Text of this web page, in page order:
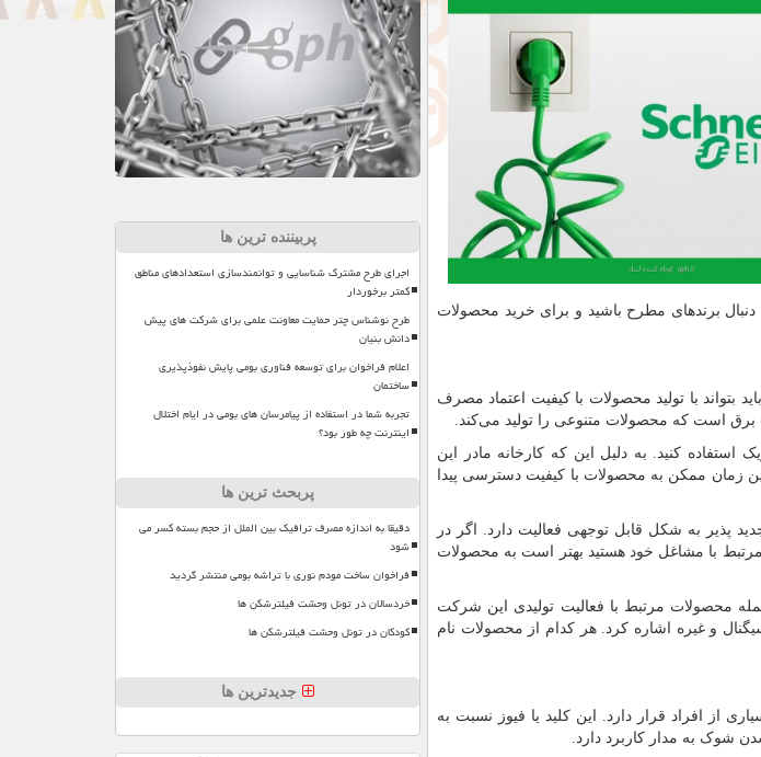
دنبال برندهای مطرح باشید و برای خرید محصولات
بتواند با تولید محصولات با کیفیت اعتماد مصرف
است که محصولات متنوعی را تولید می‌کند.
کنید. به دلیل این که کارخانه مادر این
زمان ممکن به محصولات با کیفیت دسترسی پیدا
پذیر به شکل قابل توجهی فعالیت دارد. اگر در
با مشاغل خود هستید بهتر است به محصولات
محصولات مرتبط با فعالیت تولیدی این شرکت
و غیره اشاره کرد. هر کدام از محصولات نام
از افراد قرار دارد. این کلید یا فیوز نسبت به
شوک به مدار کاربرد دارد.
پربیننده ترین ها
اجرای طرح مشترک شناسایی و توانمندسازی استعدادهای مناطق
کمتر برخوردار
طرح نوشناس چتر حمایت معاونت علمی برای شرکت های پیش
دانش بنیان
اعلام فراخوان برای توسعه فناوری بومی پایش نفوذپذیری
ساختمان
تجربه شما در استفاده از پیامرسان های بومی در ایام اختلال
اینترنت چه طور بود؟
پربحث ترین ها
دقیقا به اندازه مصرف ترافیک بین الملل از حجم بسته کسر می
شود
فراخوان ساخت مودم نوری با تراشه بومی منتشر گردید
خردسالان در تونل وحشت فیلترشکن ها
کودکان در تونل وحشت فیلترشکن ها
جدیدترین ها